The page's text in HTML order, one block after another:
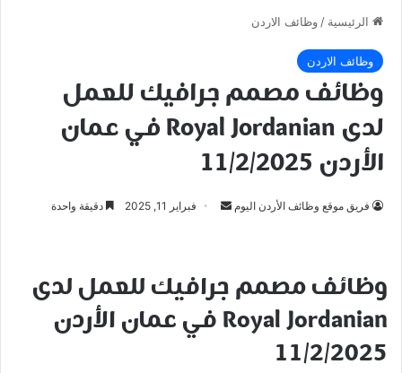
الرئيسية / وظائف الاردن
وظائف الاردن
وظائف مصمم جرافيك للعمل
لدى Royal Jordanian في عمان
الأردن 11/2/2025
فريق موقع وظائف الأردن اليوم
أرسل فبراير 11, 2025 دقيقة واحدة
وظائف مصمم جرافيك للعمل لدى
Royal Jordanian في عمان الأردن
11/2/2025